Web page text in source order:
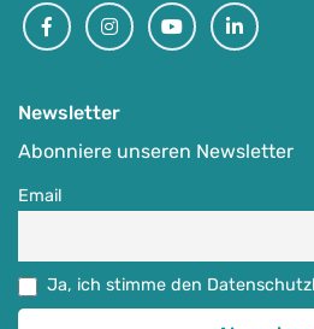
FacebookInstagramYoutubeLinkedin
Newsletter
Abonniere unseren Newsletter
Email
Ja, ich stimme den